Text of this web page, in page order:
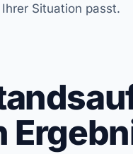
Situation passt.